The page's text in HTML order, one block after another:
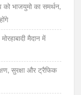
को भाजयुमो का समर्थन,
मैदान में
सुरक्षा और ट्रैफिक